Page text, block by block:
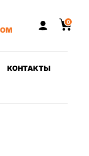
0
КОНТАКТЫ